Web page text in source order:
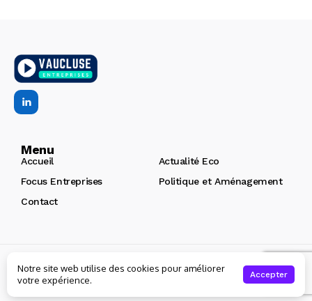
Menu
Accueil
Actualité Eco
Focus Entreprises
Politique et Aménagement
Contact
internet Avignon : Arôme
Notre site web utilise des cookies pour améliorer
votre expérience.
Accepter